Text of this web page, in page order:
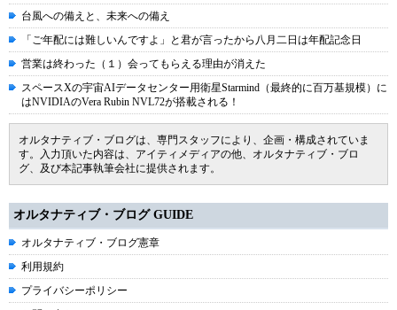
台風への備えと、未来への備え
「ご年配には難しいんですよ」と君が言ったから八月二日は年配記念日
営業は終わった（１）会ってもらえる理由が消えた
スペースXの宇宙AIデータセンター用衛星Starmind（最終的に百万基規模）に
はNVIDIAのVera Rubin NVL72が搭載される！
オルタナティブ・ブログは、専門スタッフにより、企画・構成されていま
す。入力頂いた内容は、アイティメディアの他、オルタナティブ・ブロ
グ、及び本記事執筆会社に提供されます。
オルタナティブ・ブログ GUIDE
オルタナティブ・ブログ憲章
利用規約
プライバシーポリシー